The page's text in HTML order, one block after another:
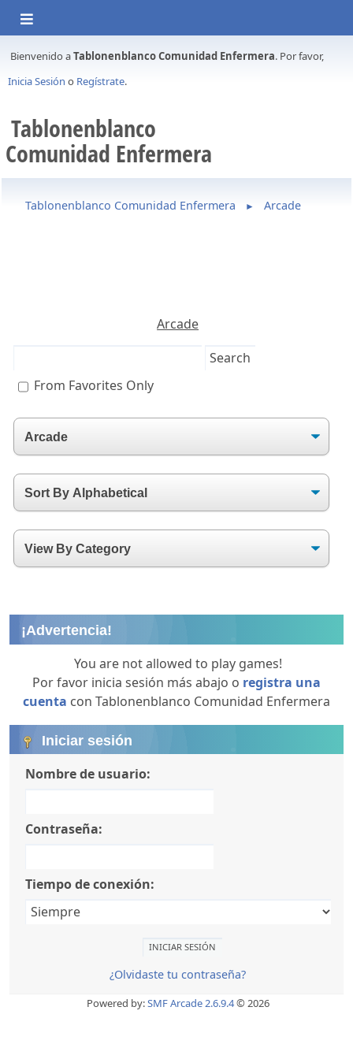
Bienvenido aTablonenblanco Comunidad Enfermera. Por favor,
Inicia Sesión o Regístrate.
Tablonenblanco
Comunidad Enfermera
Tablonenblanco Comunidad Enfermera ► Arcade
Arcade
From Favorites Only
¡Advertencia!
You are not allowed to play games!
Por favor inicia sesión más abajo o registra una
cuenta con Tablonenblanco Comunidad Enfermera
Iniciar sesión
Nombre de usuario:
Contraseña:
Tiempo de conexión:
¿Olvidaste tu contraseña?
Powered by:SMF Arcade 2.6.9.4© 2026